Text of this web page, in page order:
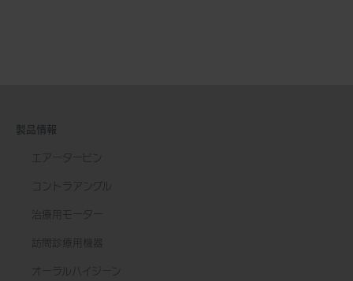
製品情報
エアータービン
コントラアングル
治療用モーター
訪問診療用機器
オーラルハイジーン